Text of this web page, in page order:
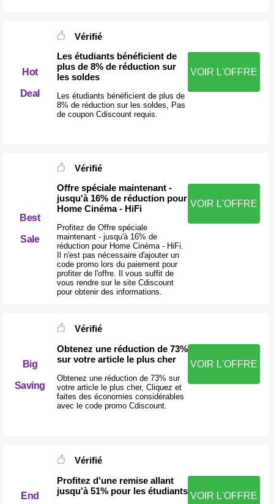
Hot
Deal
Vérifié
Les étudiants bénéficient de
plus de 8% de réduction sur
les soldes
Les étudiants bénéficient de plus de
8% de réduction sur les soldes, Pas
de coupon Cdiscount requis.
VOIR L'OFFRE
Best
Sale
Vérifié
Offre spéciale maintenant -
jusqu'à 16% de réduction pour
Home Cinéma - HiFi
Profitez de Offre spéciale
maintenant - jusqu'à 16% de
réduction pour Home Cinéma - HiFi.
Il n'est pas nécessaire d'ajouter un
code promo lors du paiement pour
profiter de l'offre. Il vous suffit de
vous rendre sur le site Cdiscount
pour obtenir des informations.
VOIR L'OFFRE
Big
Saving
Vérifié
Obtenez une réduction de 73%
sur votre article le plus cher
Obtenez une réduction de 73% sur
votre article le plus cher, Cliquez et
faites des économies considérables
avec le code promo Cdiscount.
VOIR L'OFFRE
End
Vérifié
Profitez d'une remise allant
jusqu'à 51% pour les étudiants
VOIR L'OFFRE